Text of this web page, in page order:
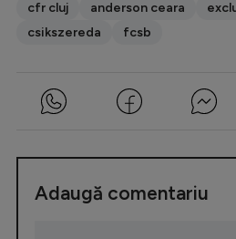
cfr cluj anderson ceara
csikszereda
fcsb
Adaugă comentariu